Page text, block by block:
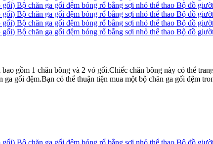
gồm 1 chăn bông và 2 vỏ gối.Chiếc chăn bông này có thể
gối đệm.Bạn có thể thuận tiện mua một bộ chăn ga gối đệm